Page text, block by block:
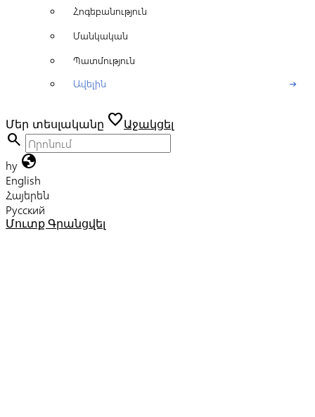
Հոգեբանություն
Մանկական
Պատմություն
Ավելին
arrow_right_alt
Մեր տեսլականը favoriteԱջակցել
search
hy globe
English
Հայերեն
Русский
Մուտք Գրանցվել